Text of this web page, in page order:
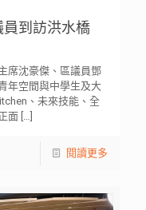
到訪洪水橋
席沈豪傑、區議員鄧
年空間與中學生及大
、未來技能、全
面[…]
閱讀更多